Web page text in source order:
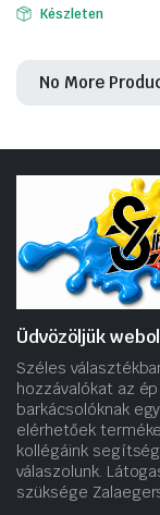
Készleten
No More
Üdvözöljük
Széles
hozzávalókat az
barkácsolóknak
elérhetőek
kollégáink
válaszolunk.
szüksége